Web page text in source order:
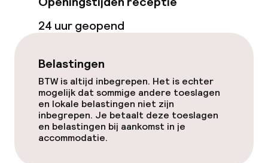
Entertainment
Tuin
Terras
Zonneterras
24 uur geopend
Belastingen
BTW is altijd inbegrepen. Het is echter
mogelijk dat sommige andere toeslagen
en lokale belastingen niet zijn
inbegrepen. Je betaalt deze toeslagen
en belastingen bij aankomst in je
accommodatie.